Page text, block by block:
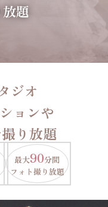
題
ジオ
ョンや
り放題
最大90分間
フォト撮り放題